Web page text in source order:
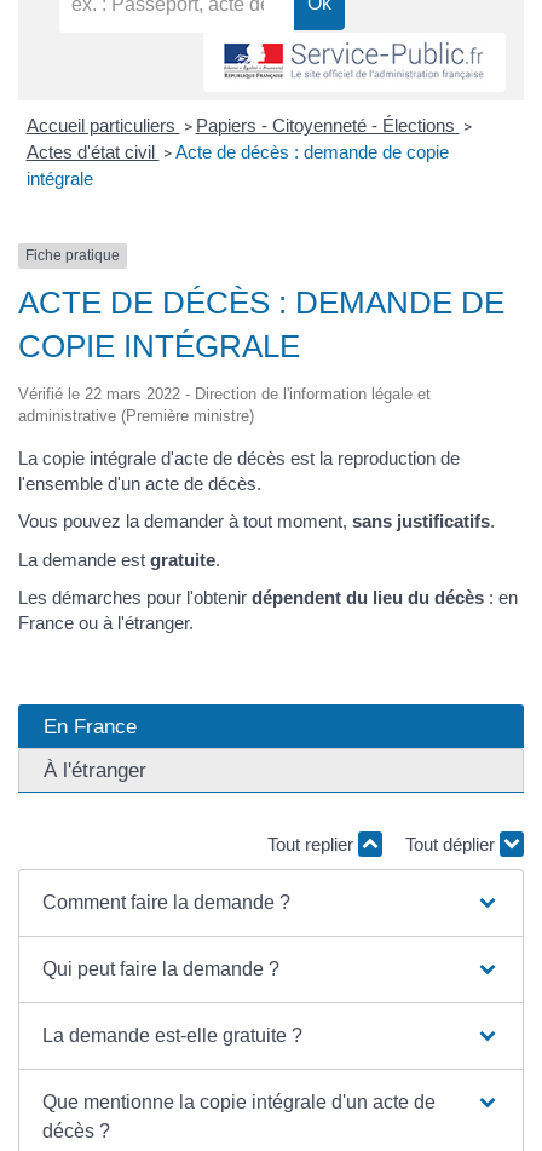
Accueil particuliers > Papiers - Citoyenneté - Élections >
Actes d'état civil > Acte de décès : demande de copie
intégrale
Fiche pratique
ACTE DE DÉCÈS : DEMANDE DE
COPIE INTÉGRALE
Vérifié le 22 mars 2022 - Direction de l'information légale et
administrative (Première ministre)
La copie intégrale d'acte de décès est la reproduction de
l'ensemble d'un acte de décès.
Vous pouvez la demander à tout moment, sans justificatifs.
La demande est gratuite.
Les démarches pour l'obtenir dépendent du lieu du décès : en
France ou à l'étranger.
En France
À l'étranger
Tout replier Tout déplier
Comment faire la demande ?
Qui peut faire la demande ?
La demande est-elle gratuite ?
Que mentionne la copie intégrale d'un acte de
décès ?